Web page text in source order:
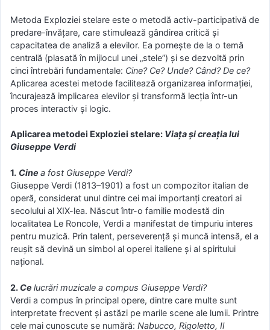
Metoda Exploziei stelare este o metodă activ-participativă de
predare-învățare, care stimulează gândirea critică și
capacitatea de analiză a elevilor. Ea pornește de la o temă
centrală (plasată în mijlocul unei „stele”) și se dezvoltă prin
cinci întrebări fundamentale: Cine? Ce? Unde? Când? De ce?
Aplicarea acestei metode facilitează organizarea informației,
încurajează implicarea elevilor și transformă lecția într-un
proces interactiv și logic.
Aplicarea metodei Exploziei stelare: Viața și creația lui
Giuseppe Verdi
1. Cine a fost Giuseppe Verdi?
Giuseppe Verdi (1813–1901) a fost un compozitor italian de
operă, considerat unul dintre cei mai importanți creatori ai
secolului al XIX-lea. Născut într-o familie modestă din
localitatea Le Roncole, Verdi a manifestat de timpuriu interes
pentru muzică. Prin talent, perseverență și muncă intensă, el a
reușit să devină un simbol al operei italiene și al spiritului
național.
2. Ce lucrări muzicale a compus Giuseppe Verdi?
Verdi a compus în principal opere, dintre care multe sunt
interpretate frecvent și astăzi pe marile scene ale lumii. Printre
cele mai cunoscute se numără: Nabucco, Rigoletto, Il